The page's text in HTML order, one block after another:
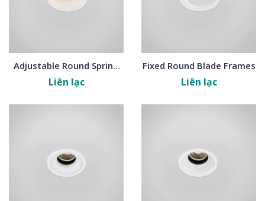
Adjustable Round Spring
Frames
Liên lạc
Fixed Round Blade Frames
Liên lạc